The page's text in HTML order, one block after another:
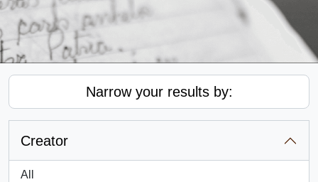
Narrow your results by:
Creator
All